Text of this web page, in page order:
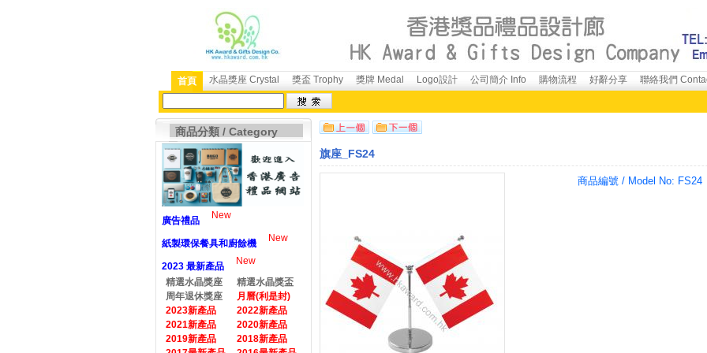
首頁 水晶獎座 Crystal 獎盃 Trophy 獎牌 Medal Logo設計 公司簡介 Info 購物流程 好辭分享 聯絡我們
商品分類 / Category
廣告禮品 New
紙製環保餐具和廚餘機 New
2023 最新產品
New
精選水晶獎座
精選水晶獎盃
周年退休獎座
月曆(利是封)
2023新產品
2022新產品
2021新產品
2020新產品
2019新產品
2018新產品
旗座_FS24
商品編號 / Model No: FS24